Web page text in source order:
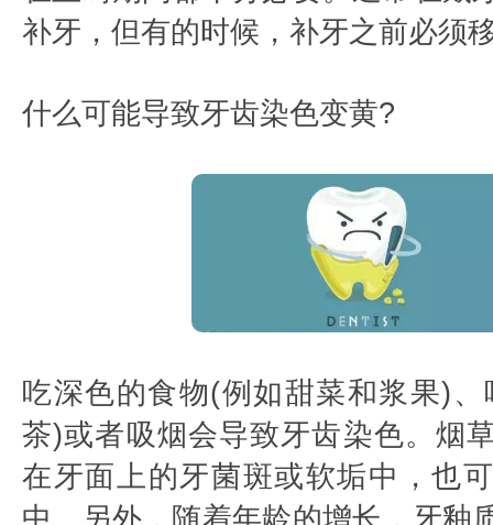
补牙，但有的时候，补牙之前必须
什么可能导致牙齿染色变黄?
吃深色的食物(例如甜菜和浆果)
茶)或者吸烟会导致牙齿染色。烟
在牙面上的牙菌斑或软垢中，也
中。另外，随着年龄的增长，牙釉